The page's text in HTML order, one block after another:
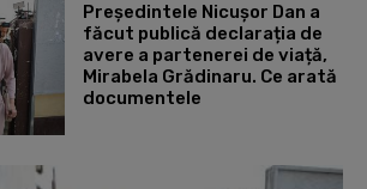
Președintele Nicușor Dan a
făcut publică declarația de
avere a partenerei de viață,
Mirabela Grădinaru. Ce arată
documentele